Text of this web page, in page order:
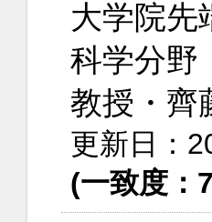
大学院
科学分野
教授・
更新日：
(一致度：